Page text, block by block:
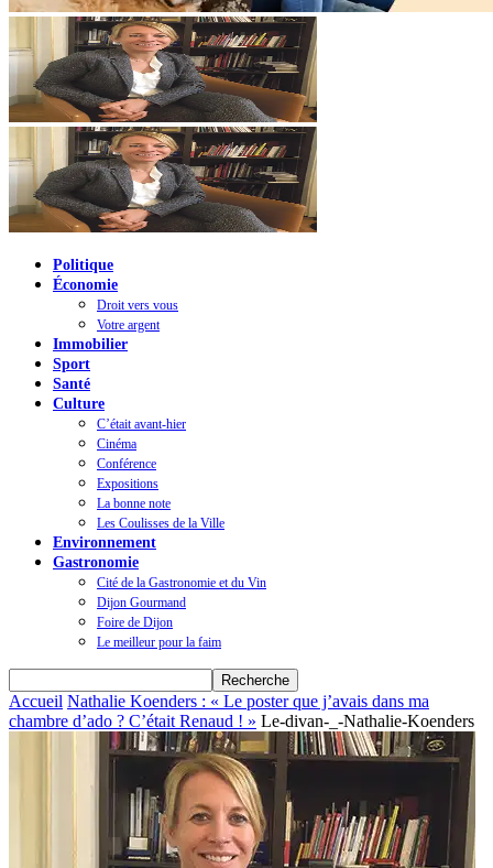
Politique
Économie
Droit vers vous
Votre argent
Immobilier
Sport
Santé
Culture
C’était avant-hier
Cinéma
Conférence
Expositions
La bonne note
Les Coulisses de la Ville
Environnement
Gastronomie
Cité de la Gastronomie et du Vin
Dijon Gourmand
Foire de Dijon
Le meilleur pour la faim
Accueil Nathalie Koenders : « Le poster que j’avais dans ma
chambre d’ado ? C’était Renaud ! » Le-divan-_-Nathalie-Koenders